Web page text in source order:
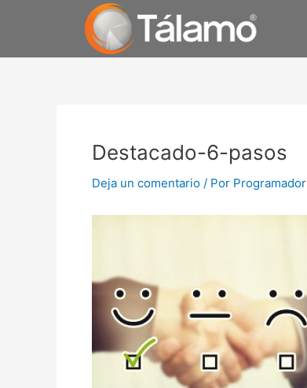
Destacado-6-pasos
Deja un comentario / Por Programador
entradas